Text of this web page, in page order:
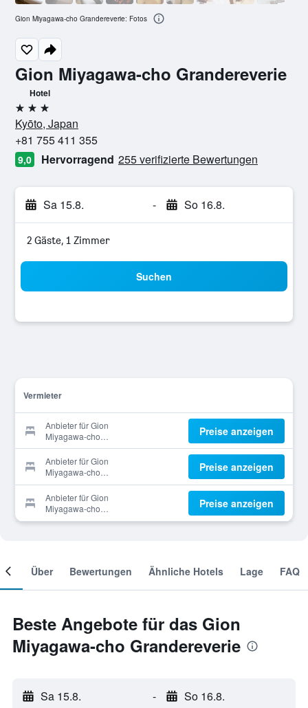
Gion Miyagawa-cho Grandereverie
Hotel
3 Sterne
Kyōto, Japan
+81 755 411 355
9,0 Hervorragend 255 verifizierte Bewertungen
Sa 15.8. - So 16.8.
2 Gäste, 1 Zimmer
Suchen
Vermieter
Anbieter für Gion
Miyagawa-cho
Grandereverie
Preise anzeigen
Anbieter für Gion
Miyagawa-cho
Grandereverie
Preise anzeigen
Anbieter für Gion
Miyagawa-cho
Grandereverie
Preise anzeigen
Gion Miyagawa-cho Grandereverie: Fotos
Über Bewertungen Ähnliche Hotels Lage FAQ
Beste Angebote für das Gion
Miyagawa-cho Grandereverie
Sa 15.8. - So 16.8.